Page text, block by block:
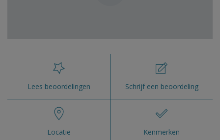
Lees beoordelingen Schrijf een beoordeling
Locatie Kenmerken